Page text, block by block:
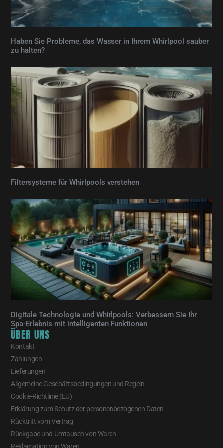
Haben Sie Probleme, das Wasser in Ihrem Whirlpool sauber
zu halten?
Filtersysteme für Whirlpools verstehen
Digitale Technologie und Whirlpools: Verbessern Sie Ihr
Spa-Erlebnis mit intelligenten Funktionen
ÜBER UNS
Kontakt
Zahlungen
Lieferungen
Allgemeine Geschäftsbedingungen und Regeln
Cookie-Richtlinie (EU)
Erklärung zum Schutz der personenbezogenen Daten
Rücktritt vom Vertrag
Rückgabe und Umtausch von Waren
Reklamation von Waren